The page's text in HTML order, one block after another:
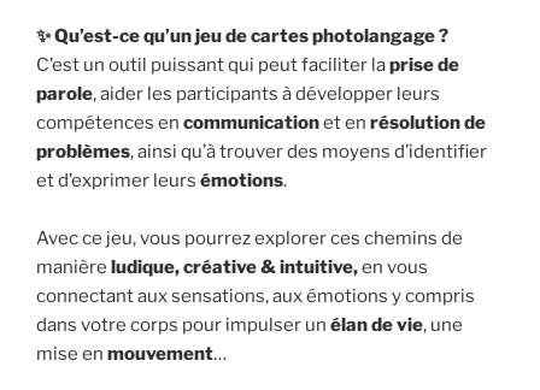
✨ Qu’est-ce qu’un jeu de cartes photolangage ?
C’est un outil puissant qui peut faciliter laprise de
parole, aider les participants à développer leurs
compétences en communicationet en résolution de
problèmes, ainsi qu’à trouver des moyens d’identifier
et d’exprimer leurs émotions.
Avec ce jeu, vous pourrez explorer ces chemins de
manière ludique, créative & intuitive,en vous
connectant aux sensations, aux émotions y compris
dans votre corps pour impulser un élan de vie, une
mise en mouvement…